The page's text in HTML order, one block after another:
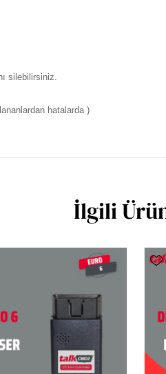
silebilirsiniz.
hatalarda )
İlgili